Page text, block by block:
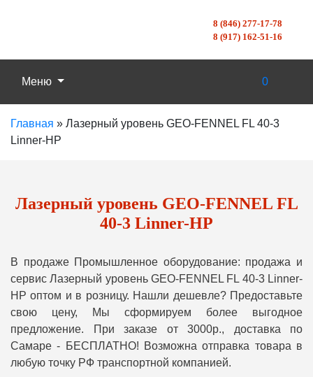
8 (846) 277-17-78
8 (917) 162-51-16
Меню 0
Главная » Лазерный уровень GEO-FENNEL FL 40-3
Linner-HP
Лазерный уровень GEO-FENNEL FL
40-3 Linner-HP
В продаже Промышленное оборудование: продажа и
сервис Лазерный уровень GEO-FENNEL FL 40-3 Linner-
HP оптом и в розницу. Нашли дешевле? Предоставьте
свою цену, Мы сформируем более выгодное
предложение. При заказе от 3000р., доставка по
Самаре - БЕСПЛАТНО! Возможна отправка товара в
любую точку РФ транспортной компанией.